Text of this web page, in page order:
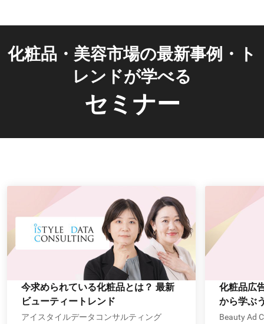
化粧品・美容市場の最新事例・ト
レンドが学べる
セミナー
今求められている化粧品とは？ 最新
ビューティートレンド
アイスタイルデータコンサルティング
化粧品広
から学ぶ
Beauty Ad